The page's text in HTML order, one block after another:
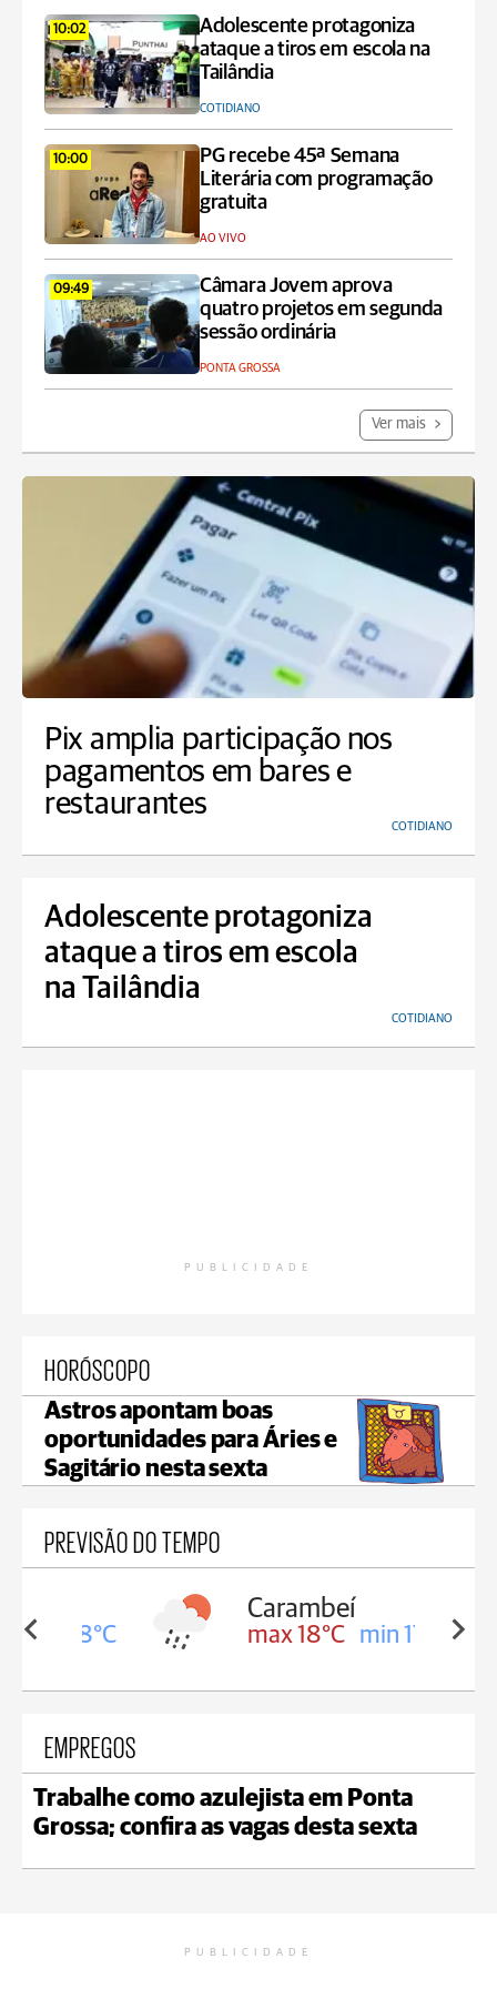
10:02
Adolescente protagoniza
ataque a tiros em escola na
Tailândia
COTIDIANO
10:00
PG recebe 45ª Semana
Literária com programação
gratuita
AO VIVO
09:49
Câmara Jovem aprova
quatro projetos em segunda
sessão ordinária
PONTA GROSSA
Ver mais
Pix amplia participação nos
pagamentos em bares e
restaurantes
COTIDIANO
Adolescente protagoniza
ataque a tiros em escola
na Tailândia
COTIDIANO
PUBLICIDADE
HORÓSCOPO
Astros apontam boas
oportunidades para Áries e
Sagitário nesta sexta
PREVISÃO DO TEMPO
18°C
Carambeí
max 18°C min 17°C
EMPREGOS
Trabalhe como azulejista em Ponta
Grossa; confira as vagas desta sexta
PUBLICIDADE